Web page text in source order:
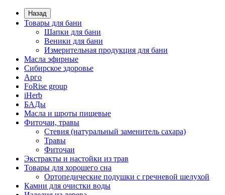
Назад
Товары для бани
Шапки для бани
Веники для бани
Измерительная продукция для бани
Масла эфирные
Сибирское здоровье
Арго
FoRise group
iHerb
БАДы
Масла и шроты пищевые
Фиточаи, травы
Стевия (натуральный заменитель сахара)
Травы
Фиточаи
Экстракты и настойки из трав
Товары для хорошего сна
Ортопедические подушки с гречневой шелухой
Камни для очистки воды